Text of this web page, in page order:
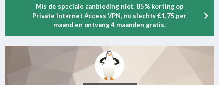
Mis de speciale aanbieding niet. 85% korting op
Private Internet Access VPN, nu slechts €1,75 per
maand en ontvang 4 maanden gratis.